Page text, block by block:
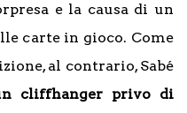
e la causa di un
carte in gioco. Come
al contrario, Sabé
cliffhanger privo di